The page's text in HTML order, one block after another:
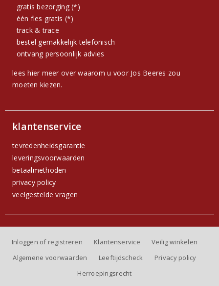
gratis bezorging (*)
één fles gratis (*)
track & trace
bestel gemakkelijk telefonisch
ontvang persoonlijk advies
lees hier meer over waarom u voor Jos Beeres zou
moeten kiezen.
klantenservice
tevredenheidsgarantie
leveringsvoorwaarden
betaalmethoden
privacy policy
veelgestelde vragen
Inloggen of registreren Klantenservice
Veilig winkelen
Algemene voorwaarden
Leeftijdscheck
Privacy policy
Herroepingsrecht